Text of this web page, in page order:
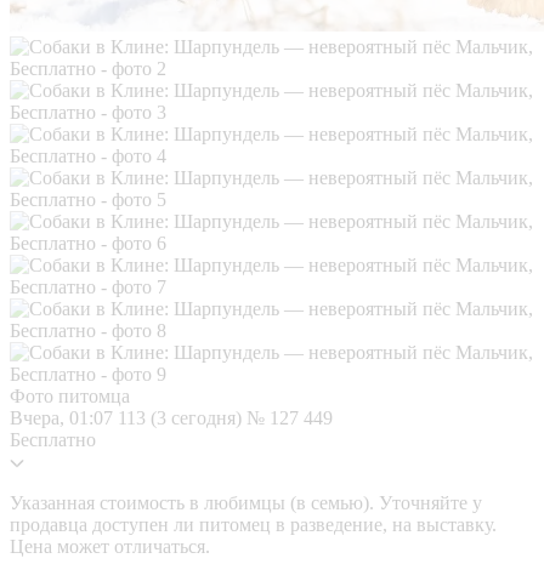
Фото питомца
Вчера, 01:07 113 (3 сегодня) № 127 449
Бесплатно
Указанная стоимость в любимцы (в семью). Уточняйте у
продавца доступен ли питомец в разведение, на выставку.
Цена может отличаться.